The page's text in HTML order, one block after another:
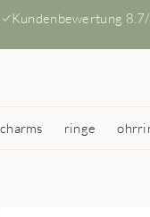
Kundenbewertung
ringe